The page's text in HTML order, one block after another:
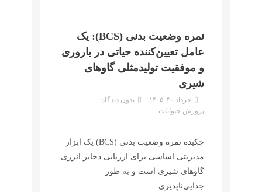
نمره وضعیت بدنی (BCS): یک
عامل تعیین‌کننده حیاتی در باروری
و موفقیت تولیدمثلی گاوهای
شیری
خرداد ۳۰, ۱۴۰۵
بدون دیدگاه
پرورش حیوانات
چکیده نمره وضعیت بدنی (BCS) یک ابزار
مدیریتی اساسی برای ارزیابی ذخایر انرژی
گاوهای شیری است و به طور
جدایی‌ناپذیری …